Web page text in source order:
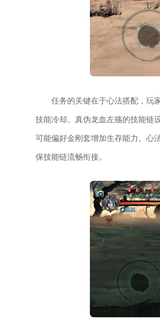
任务的关键在于心法搭配，玩
技能冷却。真伪龙血左殇的技能链
可能偏好金刚套增加生存能力。心
保技能链流畅衔接。